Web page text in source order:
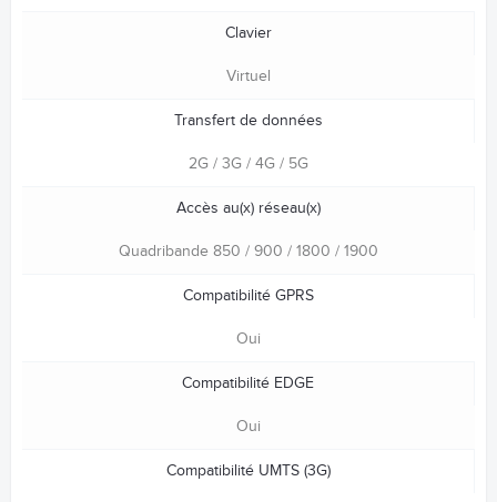
Clavier
Virtuel
Transfert de données
2G / 3G / 4G / 5G
Accès au(x) réseau(x)
Quadribande 850 / 900 / 1800 / 1900
Compatibilité GPRS
Oui
Compatibilité EDGE
Oui
Compatibilité UMTS (3G)